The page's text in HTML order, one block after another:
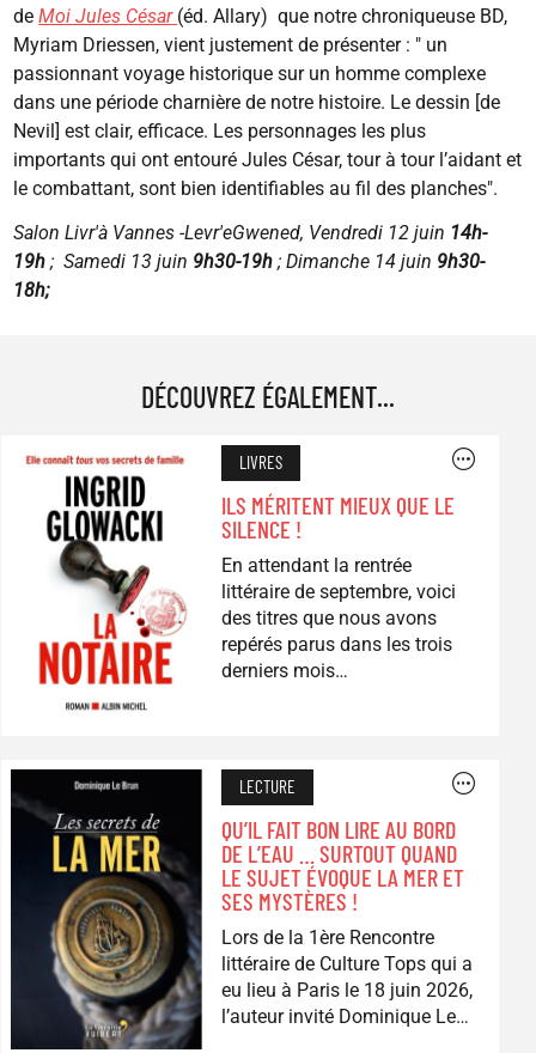
deMoi Jules César (éd. Allary) que notre chroniqueuse BD,
Myriam Driessen, vient justement de présenter : " un
passionnant voyage historique sur un homme complexe
dans une période charnière de notre histoire. Le dessin [de
Nevil] est clair, efficace. Les personnages les plus
importants qui ont entouré Jules César, tour à tour l’aidant et
le combattant, sont bien identifiables au fil des planches".
Salon Livr'à Vannes -Levr'eGwened, Vendredi 12 juin 14h-
19h ; Samedi 13 juin 9h30-19h ; Dimanche 14 juin 9h30-
18h;
DÉCOUVREZ ÉGALEMENT...
Image LIVRES
ILS MÉRITENT MIEUX QUE LE
SILENCE !
En attendant la rentrée
littéraire de septembre, voici
des titres que nous avons
repérés parus dans les trois
derniers mois…
LECTURE
QU’IL FAIT BON LIRE AU BORD
DE L’EAU … SURTOUT QUAND
LE SUJET ÉVOQUE LA MER ET
SES MYSTÈRES !
Lors de la 1ère Rencontre
littéraire de Culture Tops qui a
eu lieu à Paris le 18 juin 2026,
l’auteur invité Dominique Le…